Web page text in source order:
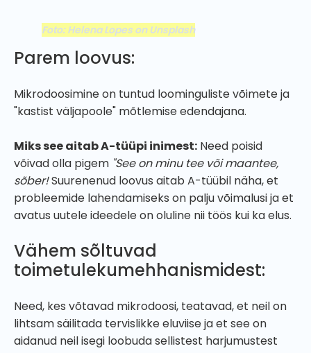
Foto: Helena Lopes on Unsplash
Parem loovus:
Mikrodoosimine on tuntud loominguliste võimete ja
"kastist väljapoole" mõtlemise edendajana.
Miks see aitab A-tüüpi inimest: Need poisid
võivad olla pigem "See on minu tee või maantee,
sõber!Suurenenud loovus aitab A-tüübil näha, et
probleemide lahendamiseks on palju võimalusi ja et
avatus uutele ideedele on oluline nii töös kui ka elus.
Vähem sõltuvad
toimetulekumehhanismidest:
Need, kes võtavad mikrodoosi, teatavad, et neil on
lihtsam säilitada tervislikke eluviise ja et see on
aidanud neil isegi loobuda sellistest harjumustest